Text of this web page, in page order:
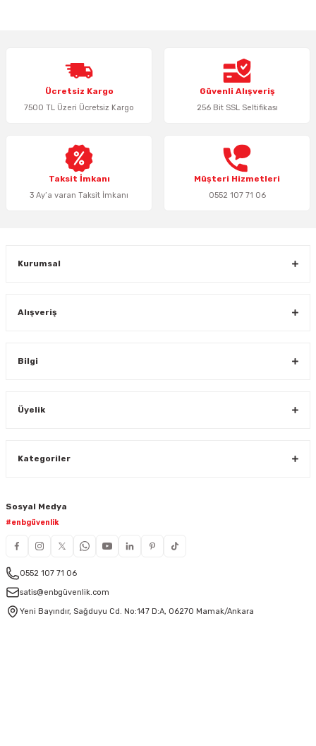
Ürün resmi kalitesiz, bozuk veya görüntülenemiyor.
Ürün açıklamasında eksik bilgiler bulunuyor.
Ürün bilgilerinde hatalar bulunuyor.
Bu ürüne benzer farklı alternatifler olmalı.
Ücretsiz Kargo
7500 TL Üzeri Ücretsiz Kargo
Güvenli Alışveriş
256 Bit SSL Seltifikası
Taksit İmkanı
3 Ay’a varan Taksit İmkanı
Müşteri Hizmetleri
0552 107 71 06
Kurumsal
Alışveriş
Bilgi
Üyelik
Kategoriler
Sosyal Medya
#enbgüvenlik
0552 107 71 06
satis@enbgüvenlik.com
Yeni Bayındır, Sağduyu Cd. No:147 D:A, 06270 Mamak/Ankara